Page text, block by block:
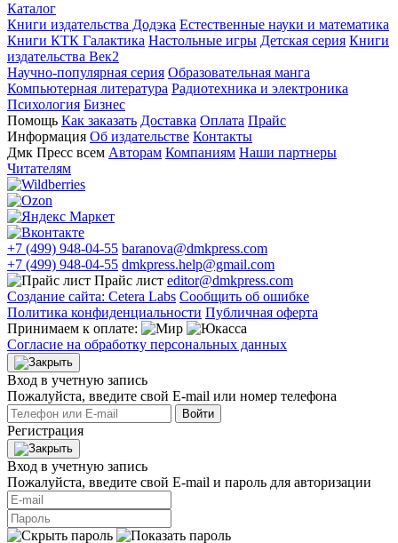
Каталог
Книги издательства Додэка Естественные науки и математика
Книги КТК Галактика Настольные игры Детская серия Книги
издательства Век2
Научно-популярная серия Образовательная манга
Компьютерная литература Радиотехника и электроника
Психология Бизнес
Помощь Как заказать Доставка Оплата Прайс
Информация Об издательстве Контакты
Дмк Пресс всем Авторам Компаниям Наши партнеры
Читателям
+7 (499) 948-04-55 baranova@dmkpress.com
+7 (499) 948-04-55 dmkpress.help@gmail.com
Прайс лист editor@dmkpress.com
Создание сайта: Cetera Labs Сообщить об ошибке
Политика конфиденциальности Публичная оферта
Принимаем к оплате:
Согласие на обработку персональных данных
Вход в учетную запись
Пожалуйста, введите свой E‑mail или номер телефона
Войти
Регистрация
Вход в учетную запись
Пожалуйста, введите свой E‑mail и пароль для авторизации